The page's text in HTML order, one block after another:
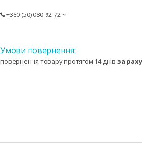
+380 (50) 080-92-72
повернення товару протягом 14 днів за